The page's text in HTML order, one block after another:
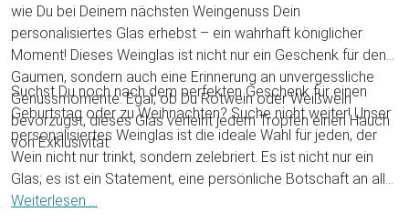
wie Du bei Deinem nächsten Weingenuss Dein
personalisiertes Glas erhebst – ein wahrhaft königlicher
Moment! Dieses Weinglas ist nicht nur ein Geschenk für den
Gaumen, sondern auch eine Erinnerung an unvergessliche
Genussmomente. Egal, ob Du Rotwein oder Weißwein
bevorzugst, dieses Glas verleiht jedem Tropfen einen Hauch
von Exklusivität.
Suchst Du noch nach dem perfekten Geschenk für einen
Geburtstag oder zu Weihnachten? Suche nicht weiter! Unser
personalisiertes Weinglas ist die ideale Wahl für jeden, der
Wein nicht nur trinkt, sondern zelebriert. Es ist nicht nur ein
Glas; es ist ein Statement, eine persönliche Botschaft an alle
Weinliebhaber da draußen. Verschenke dieses einzigartige
Weiterlesen ...